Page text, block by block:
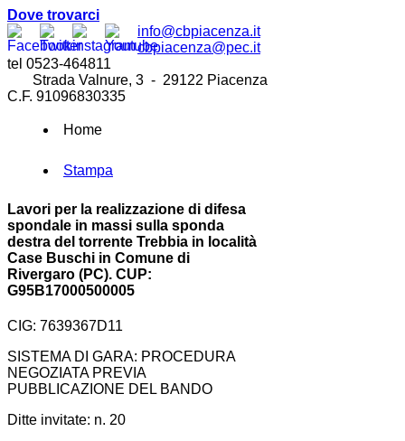
Dove trovarci
info@cbpiacenza.it
cbpiacenza@pec.it
tel 0523-464811
Strada Valnure, 3 - 29122 Piacenza
C.F. 91096830335
Home
Stampa
Lavori per la realizzazione di difesa
spondale in massi sulla sponda
destra del torrente Trebbia in località
Case Buschi in Comune di
Rivergaro (PC). CUP:
G95B17000500005
CIG: 7639367D11
SISTEMA DI GARA: PROCEDURA
NEGOZIATA PREVIA
PUBBLICAZIONE DEL BANDO
Ditte invitate: n. 20